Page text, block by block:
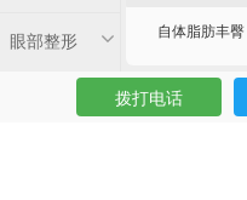
眼部整形
自体脂肪丰臀
拨打电话